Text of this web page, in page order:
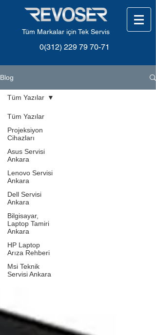
Tüm Markalar için Tek Servis
0(312) 229 79 70-71
Blog
Tüm Yazılar
Projeksiyon
Cihazları
Asus Servisi
Ankara
Lenovo Servisi
Ankara
Dell Servisi
Ankara
Bilgisayar,
Laptop Tamiri
Ankara
HP Laptop
Arıza Rehberi
Msi Teknik
Servisi Ankara
Tüm Yazılar